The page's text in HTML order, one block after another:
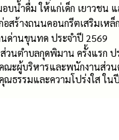
บน้ำดื่ม ให้แก่เด็ก เยาวชน
อสร้างถนนคอนกรีตเสริมเ
ด่านขุนทด ประจำปี 2569
วนตำบลกุดพิมาน ครั้งแรก
ะผู้บริหารและพนักงานส่วน
ธรรมและความโปร่งใส ใน